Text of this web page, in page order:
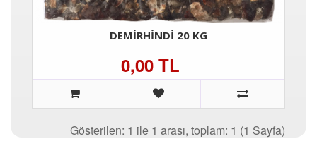
DEMIRHINDI 20 KG
0,00 TL
Gösterilen: 1 ile 1 arası, toplam: 1 (1 Sayfa)